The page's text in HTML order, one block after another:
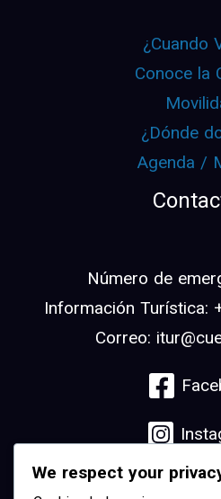
¿Cuando
Conoce la
¿Dónde
Agenda /
Número de
Información Turística:
Correo:
We respect your